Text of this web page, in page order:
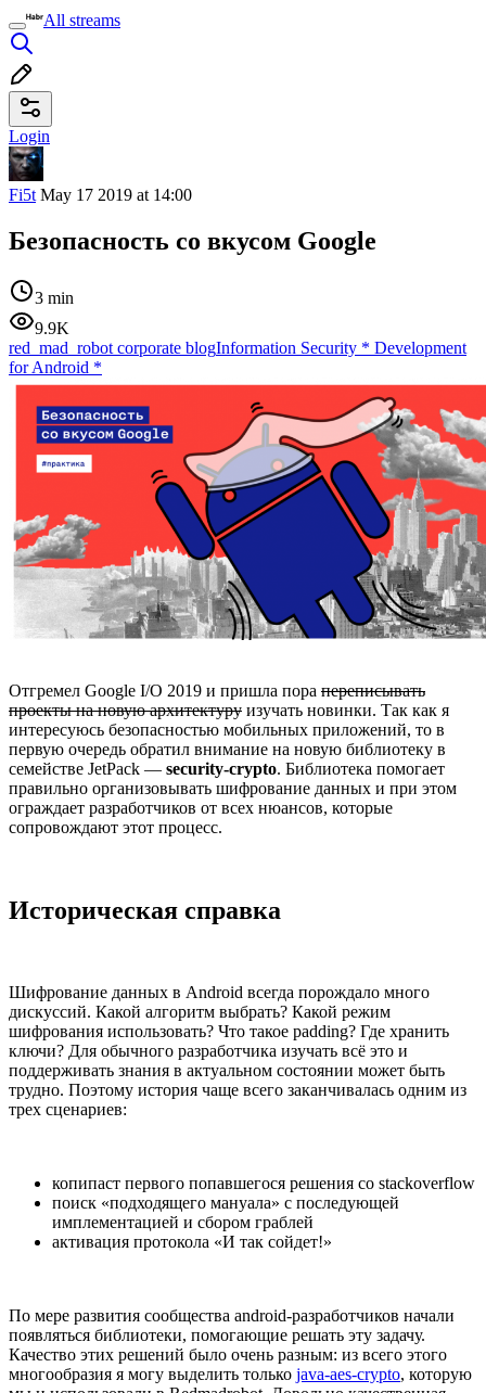
All streams
Login
Fi5t May 17 2019 at 14:00
Безопасность со вкусом Google
3 min
9.9K
red_mad_robot corporate blogInformation Security * Development
for Android *
Отгремел Google I/O 2019 и пришла пора переписывать
проекты на новую архитектуру изучать новинки. Так как я
интересуюсь безопасностью мобильных приложений, то в
первую очередь обратил внимание на новую библиотеку в
семействе JetPack — security-crypto. Библиотека помогает
правильно организовывать шифрование данных и при этом
ограждает разработчиков от всех нюансов, которые
сопровождают этот процесс.
Историческая справка
Шифрование данных в Android всегда порождало много
дискуссий. Какой алгоритм выбрать? Какой режим
шифрования использовать? Что такое padding? Где хранить
ключи? Для обычного разработчика изучать всё это и
поддерживать знания в актуальном состоянии может быть
трудно. Поэтому история чаще всего заканчивалась одним из
трех сценариев:
копипаст первого попавшегося решения со stackoverflow
поиск «подходящего мануала» с последующей
имплементацией и сбором граблей
активация протокола «И так сойдет!»
По мере развития сообщества android-разработчиков начали
появляться библиотеки, помогающие решать эту задачу.
Качество этих решений было очень разным: из всего этого
многообразия я могу выделить только java-aes-crypto, которую